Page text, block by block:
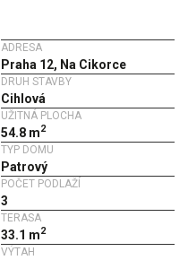
ADRESA
Praha 12, Na Cikorce
DRUH STAVBY
Cihlová
UŽITNÁ PLOCHA
54.8 m2
TYP DOMU
Patrový
POČET PODLAŽÍ
3
TERASA
33.1 m2
VÝTAH